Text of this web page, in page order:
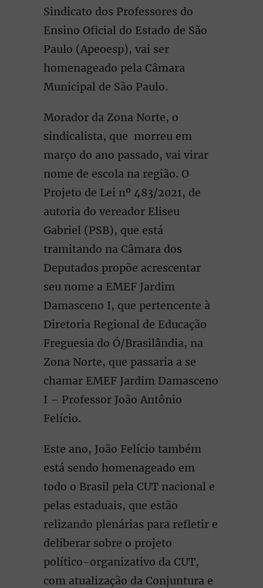
Sindicato dos Professores do
Ensino Oficial do Estado de São
Paulo (Apeoesp), vai ser
homenageado pela Câmara
Municipal de São Paulo.
Morador da Zona Norte, o
sindicalista, que morreu em
março do ano passado, vai virar
nome de escola na região. O
Projeto de Lei nº 483/2021, de
autoria do vereador Eliseu
Gabriel (PSB), que está
tramitando na Câmara dos
Deputados propõe acrescentar
seu nome a EMEF Jardim
Damasceno I, que pertencente à
Diretoria Regional de Educação
Freguesia do Ó/Brasilândia, na
Zona Norte, que passaria a se
chamar EMEF Jardim Damasceno
I – Professor João Antônio
Felício.
Este ano, João Felício também
está sendo homenageado em
todo o Brasil pela CUT nacional e
pelas estaduais, que estão
relizando plenárias para refletir e
deliberar sobre o projeto
político-organizativo da CUT,
com atualização da Conjuntura e